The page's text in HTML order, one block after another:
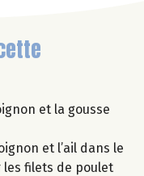
et la gousse
et l’ail dans le
filets de poulet